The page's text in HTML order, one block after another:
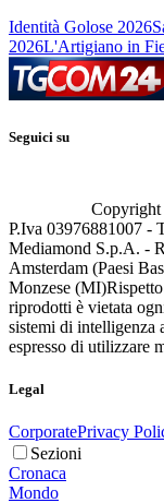
Identità Golose 2026
2026L'Artigiano in
Seguici su
P.Iva 03976881007 -
Mediamond S.p.A. -
Amsterdam (Paesi
Monzese (MI)
riprodotti è vietata
sistemi di intelligenza
espresso di utilizzare
Legal
CorporatePrivacy
Sezioni
Cronaca
Mondo